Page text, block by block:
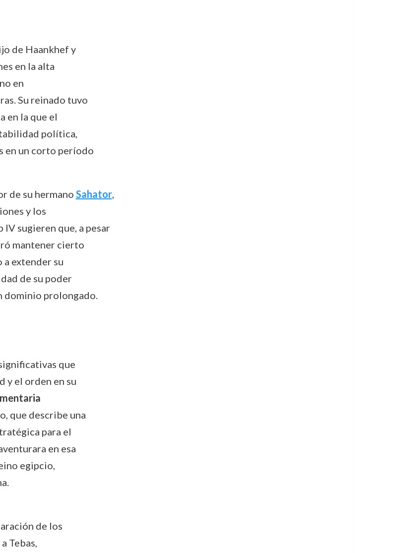
de Haankhef y
en la alta
en
Su reinado tuvo
en la que el
política,
en un corto período
de su hermano Sahator,
y los
sugieren que, a pesar
mantener cierto
extender su
de su poder
dominio prolongado.
que
y el orden en su
que describe una
para el
en esa
egipcio,
de los
Tebas,